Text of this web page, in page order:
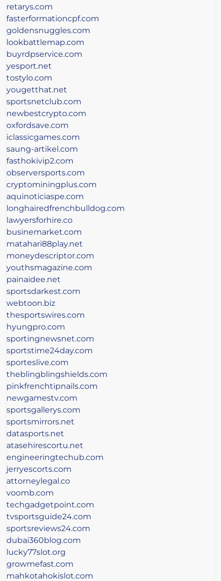
retarys.com
fasterformationcpf.com
goldensnuggles.com
lookbattlemap.com
buyrdpservice.com
yesport.net
tostylo.com
yougetthat.net
sportsnetclub.com
newbestcrypto.com
oxfordsave.com
iclassicgames.com
saung-artikel.com
fasthokivip2.com
observersports.com
cryptominingplus.com
aquinoticiaspe.com
longhairedfrenchbulldog.com
lawyersforhire.co
businemarket.com
matahari88play.net
moneydescriptor.com
youthsmagazine.com
painaidee.net
sportsdarkest.com
webtoon.biz
thesportswires.com
hyungpro.com
sportingnewsnet.com
sportstime24day.com
sporteslive.com
theblingblingshields.com
pinkfrenchtipnails.com
newgamestv.com
sportsgallerys.com
sportsmirrors.net
datasports.net
atasehirescortu.net
engineeringtechub.com
jerryescorts.com
attorneylegal.co
voomb.com
techgadgetpoint.com
tvsportsguide24.com
sportsreviews24.com
dubai360blog.com
lucky77slot.org
growmefast.com
mahkotahokislot.com